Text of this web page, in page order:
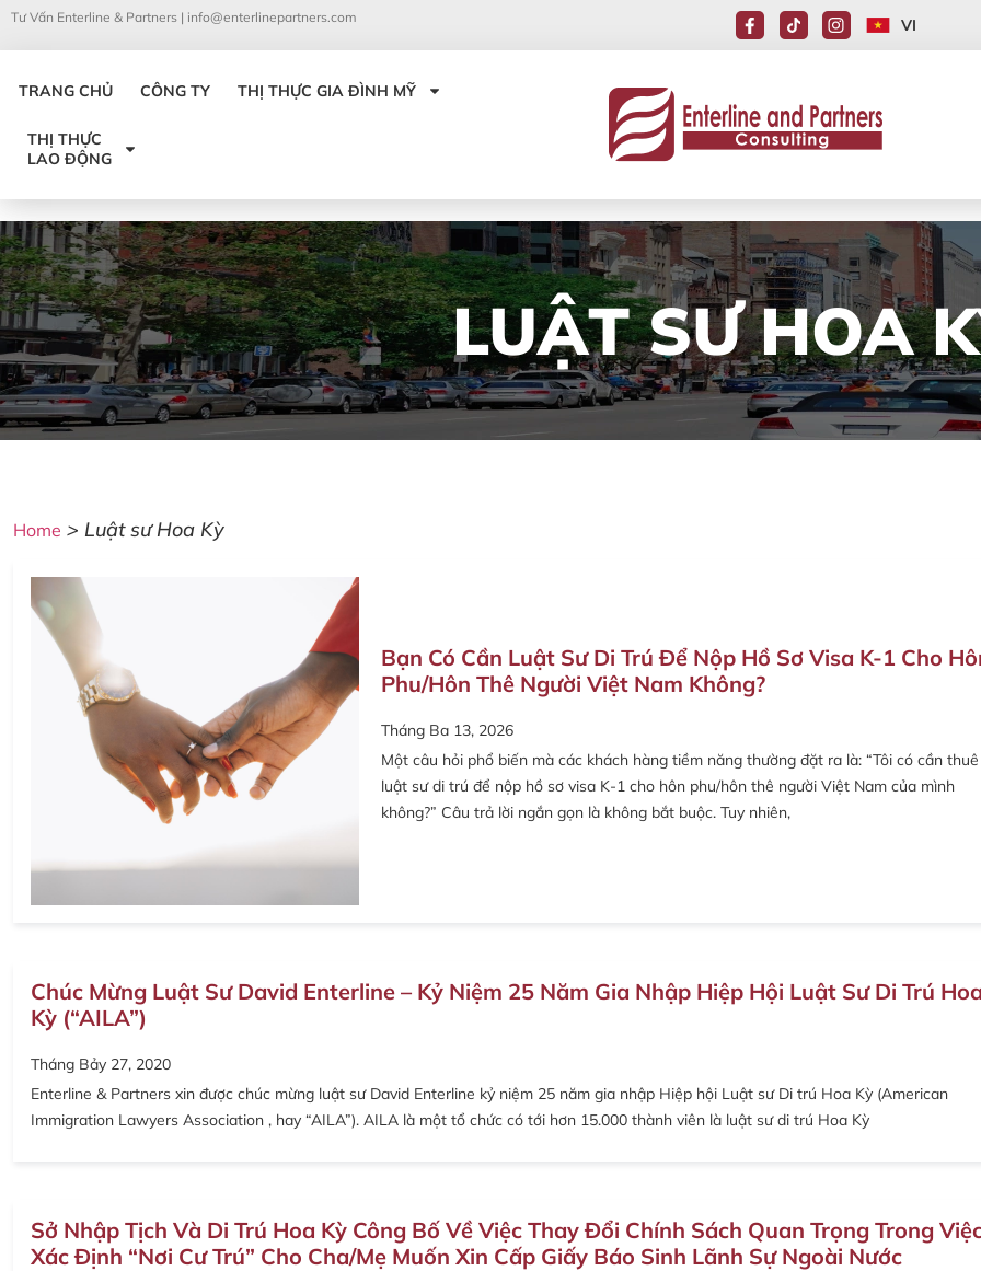
Tư Vấn Enterline & Partners | info@enterlinepartners.com VI
TRANG CHỦ CÔNG TY THỊ THỰC GIA ĐÌNH MỸ
THỊ THỰC
LAO ĐỘNG
LUẬT SƯ HOA
Home > Luật sư Hoa Kỳ
Bạn Có Cần Luật Sư Di Trú Để Nộp Hồ Sơ Visa K-1 Cho
Phu/Hôn Thê Người Việt Nam Không?
Tháng Ba 13, 2026
Một câu hỏi phổ biến mà các khách hàng tiềm năng thường đặt ra là: “Tôi có cần thuê
luật sư di trú để nộp hồ sơ visa K-1 cho hôn phu/hôn thê người Việt Nam của mình
không?” Câu trả lời ngắn gọn là không bắt buộc. Tuy nhiên,
Chúc Mừng Luật Sư David Enterline – Kỷ Niệm 25 Năm Gia Nhập Hiệp Hội Luật Sư Di Trú
Kỳ (“AILA”)
Tháng Bảy 27, 2020
Enterline & Partners xin được chúc mừng luật sư David Enterline kỷ niệm 25 năm gia nhập Hiệp hội Luật sư Di trú Hoa Kỳ (American
Immigration Lawyers Association , hay “AILA”). AILA là một tổ chức có tới hơn 15.000 thành viên là luật sư di trú Hoa Kỳ
Sở Nhập Tịch Và Di Trú Hoa Kỳ Công Bố Về Việc Thay Đổi Chính Sách Quan Trọng Trong
Xác Định “Nơi Cư Trú” Cho Cha/mẹ Muốn Xin Cấp Giấy Báo Sinh Lãnh Sự Ngoài Nước